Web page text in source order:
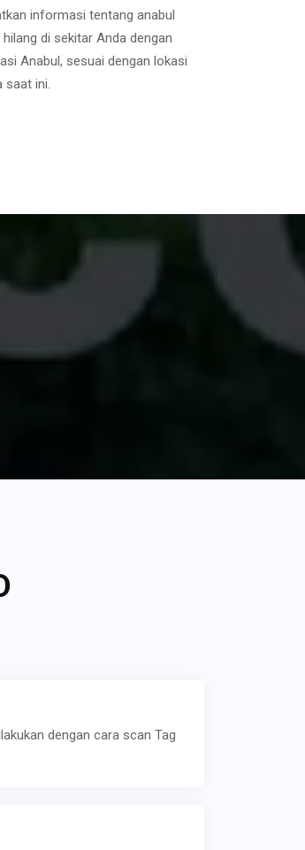
informasi tentang anabul
hilang di sekitar Anda dengan
Anabul, sesuai dengan lokasi
saat ini.
dengan cara scan Tag